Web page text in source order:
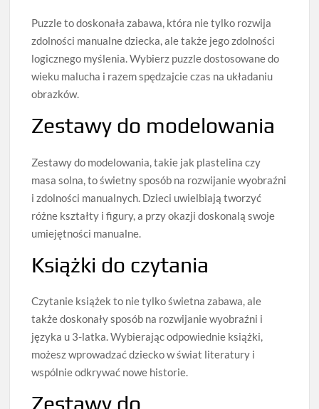
Puzzle to doskonała zabawa, która nie tylko rozwija
zdolności manualne dziecka, ale także jego zdolności
logicznego myślenia. Wybierz puzzle dostosowane do
wieku malucha i razem spędzajcie czas na układaniu
obrazków.
Zestawy do modelowania
Zestawy do modelowania, takie jak plastelina czy
masa solna, to świetny sposób na rozwijanie wyobraźni
i zdolności manualnych. Dzieci uwielbiają tworzyć
różne kształty i figury, a przy okazji doskonalą swoje
umiejętności manualne.
Książki do czytania
Czytanie książek to nie tylko świetna zabawa, ale
także doskonały sposób na rozwijanie wyobraźni i
języka u 3-latka. Wybierając odpowiednie książki,
możesz wprowadzać dziecko w świat literatury i
wspólnie odkrywać nowe historie.
Zestawy do